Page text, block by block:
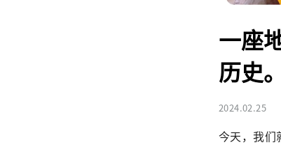
一座
历史。
2024.02.25
今天，我们